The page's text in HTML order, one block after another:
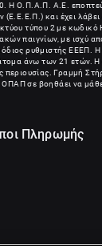
. Η Ο.Π.Α.Π. Α.Ε.
(Ε.Ε.Ε.Π.) και έχει
τύπου 2 με κωδικό
παιγνίων, με ισχύ
ρυθμιστής ΕΕΕΠ. Η
άνω των 21 ετών. Η
περιουσίας. Γραμμή
ο ΟΠΑΠ σε βοηθάει να
Πληρωμής